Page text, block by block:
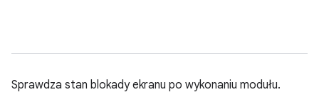
Sprawdza stan blokady ekranu po wykonaniu modułu.